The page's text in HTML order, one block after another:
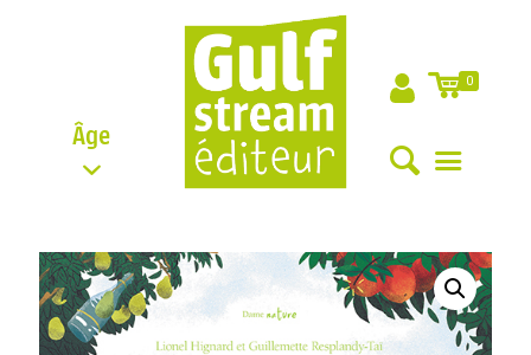
Âge
0